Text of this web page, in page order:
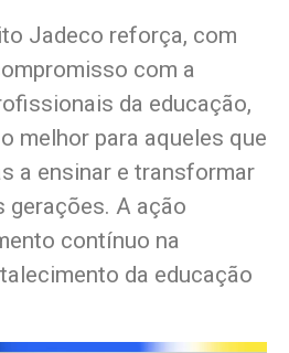
Jadeco reforça, com
com a
da educação,
melhor para aqueles que
a ensinar e transformar
gerações. A ação
contínuo na
da educação